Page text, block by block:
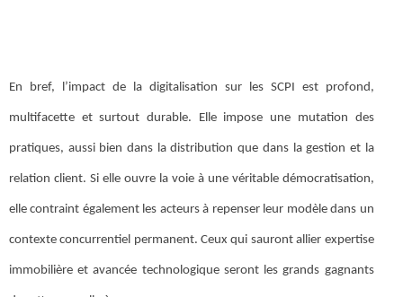
En bref, l’impact de la digitalisation sur les SCPI est profond,
multifacette et surtout durable. Elle impose une mutation des
pratiques, aussi bien dans la distribution que dans la gestion et la
relation client. Si elle ouvre la voie à une véritable démocratisation,
elle contraint également les acteurs à repenser leur modèle dans un
contexte concurrentiel permanent. Ceux qui sauront allier expertise
immobilière et avancée technologique seront les grands gagnants